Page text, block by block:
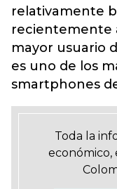
relativamente
recientemente
mayor usuario
es uno de los
smartphones
Toda la
económico,